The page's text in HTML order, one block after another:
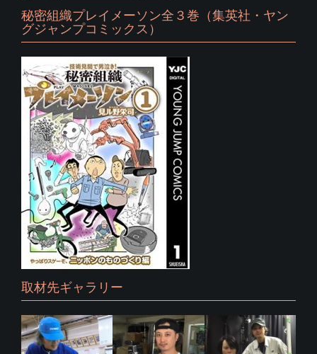
秘密組織プレイメーソン全３巻（集英社・ヤン
グジャンプコミックス）
取材先ギャラリー